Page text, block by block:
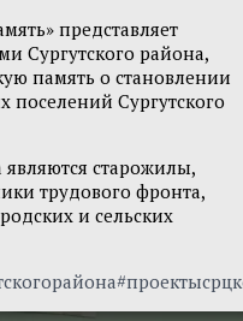
представляет
Сургутского района,
память о становлении
поселений Сургутского
старожилы,
трудового фронта,
и сельских